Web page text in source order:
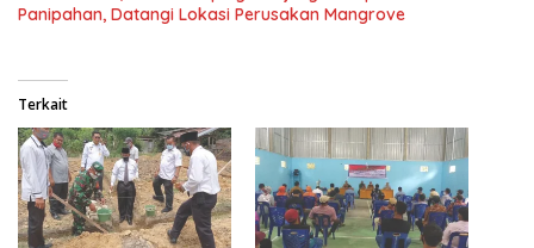
Panipahan, Datangi Lokasi Perusakan Mangrove
Terkait